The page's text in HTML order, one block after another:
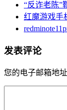
“反诈老陈”
红魔游戏手
发表评论
您的电子邮箱地